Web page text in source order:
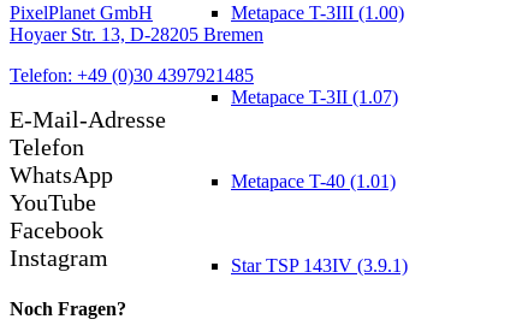
Metapace T-3III (1.00)
Metapace T-3II (1.07)
Metapace T-40 (1.01)
Star TSP 143IV (3.9.1)
PixelPlanet GmbH
Hoyaer Str. 13, D-28205 Bremen
Telefon: +49 (0)30 4397921485
E-Mail-Adresse
Telefon
WhatsApp
YouTube
Facebook
Instagram
Noch Fragen?